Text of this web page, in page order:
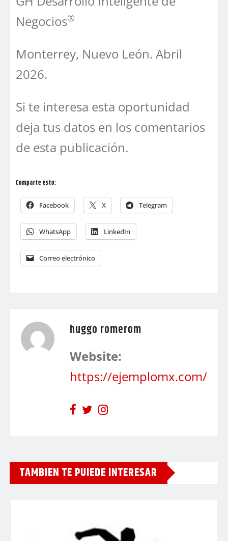
Negocios®
Monterrey, Nuevo León. Abril
2026.
Si te interesa esta oportunidad
deja tus datos en los comentarios
de esta publicación.
Comparte esto:
Facebook X Telegram
WhatsApp LinkedIn
Correo electrónico
huggo romerom
Website:
https://ejemplomx.com/
TAMBIEN TE PUIEDE INTERESAR